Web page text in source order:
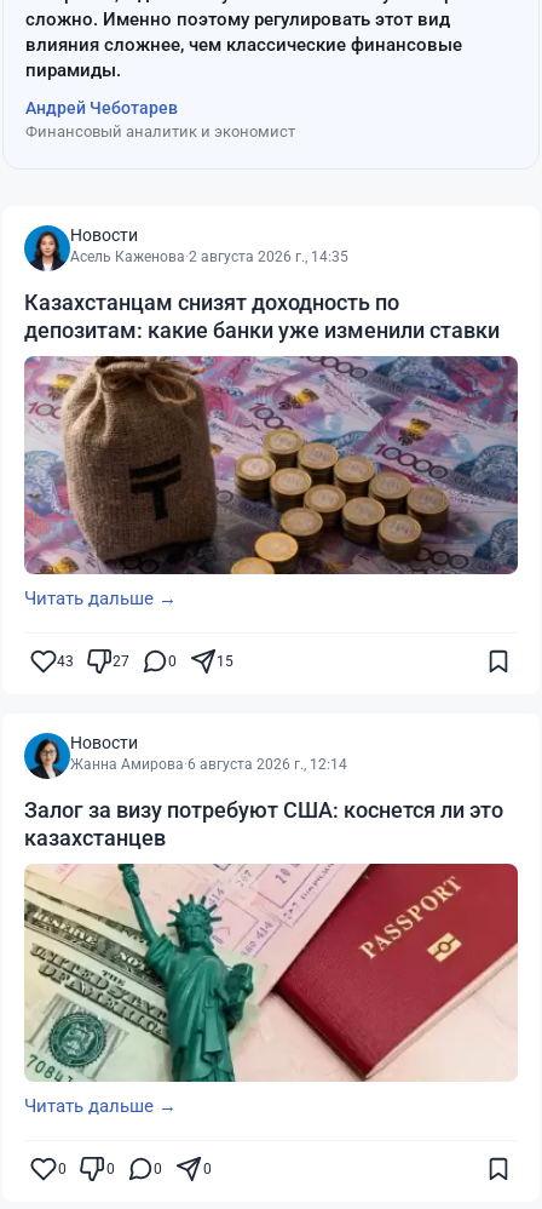
сложно. Именно поэтому регулировать этот вид
влияния сложнее, чем классические финансовые
пирамиды.
Андрей Чеботарев
Финансовый аналитик и экономист
Новости
Асель Каженова·2 августа 2026 г., 14:35
Казахстанцам снизят доходность по
депозитам: какие банки уже изменили ставки
Читать дальше →
43 27 0 15
Новости
Жанна Амирова·6 августа 2026 г., 12:14
Залог за визу потребуют США: коснется ли это
казахстанцев
Читать дальше →
0 0 0 0